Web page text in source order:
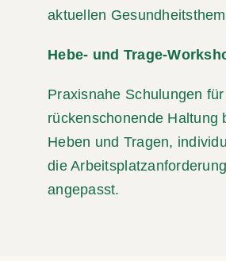
aktuellen
Hebe- und Trage-
Praxisnahe Schulungen
rückenschonende Haltung
Heben und Tragen,
die
angepasst.